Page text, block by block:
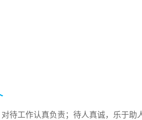
待工作认真负责；待人真诚，乐于助